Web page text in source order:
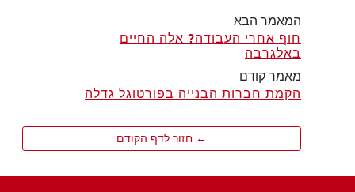
המאמר הבא
חוף אחרי העבודה? אלה החיים
באלגרבה
מאמר קודם
הקמת חברות הבנייה בפורטוגל גדלה
← חזור לדף הקודם